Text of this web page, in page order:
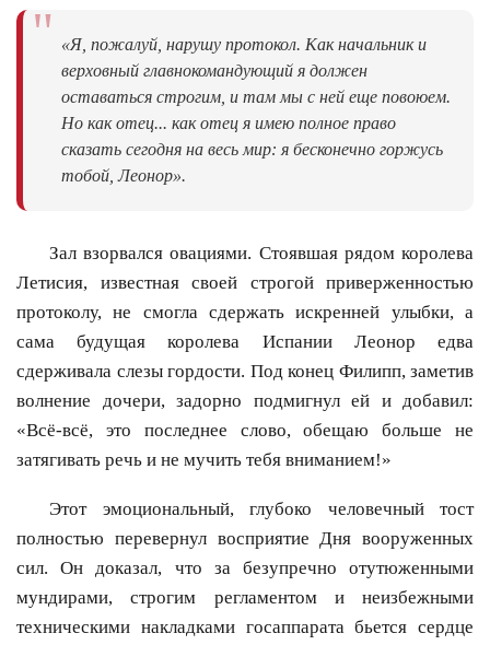
"
«Я, пожалуй, нарушу протокол. Как начальник и
верховный главнокомандующий я должен
оставаться строгим, и там мы с ней еще повоюем.
Но как отец... как отец я имею полное право
сказать сегодня на весь мир: я бесконечно горжусь
тобой, Леонор».
Зал взорвался овациями. Стоявшая рядом королева
Летисия, известная своей строгой приверженностью
протоколу, не смогла сдержать искренней улыбки, а
сама будущая королева Испании Леонор едва
сдерживала слезы гордости. Под конец Филипп, заметив
волнение дочери, задорно подмигнул ей и добавил:
«Всё-всё, это последнее слово, обещаю больше не
затягивать речь и не мучить тебя вниманием!»
Этот эмоциональный, глубоко человечный тост
полностью перевернул восприятие Дня вооруженных
сил. Он доказал, что за безупречно отутюженными
мундирами, строгим регламентом и неизбежными
техническими накладками госаппарата бьется сердце